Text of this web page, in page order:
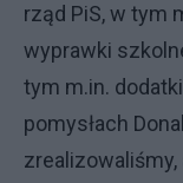
rząd PiS, w tym
wyprawki
tym m.in.
pomysłach